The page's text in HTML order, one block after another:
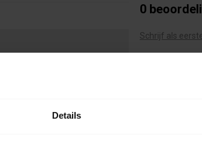
Details
0
Schrijf als